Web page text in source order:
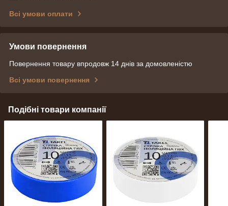
Всі умови оплати
Умови повернення
Повернення товару впродовж 14 днів за домовленістю
Всі умови повернення
Подібні товари компанії